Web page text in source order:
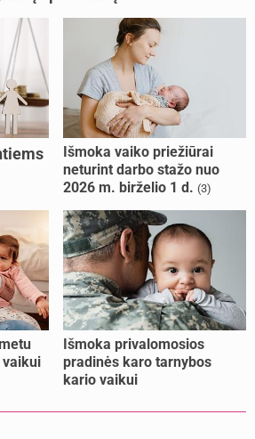
Išmoka vaiko priežiūrai
neturint darbo stažo nuo
2026 m. birželio 1 d. (3)
vaikui
Išmoka privalomosios
pradinės karo tarnybos
kario vaikui